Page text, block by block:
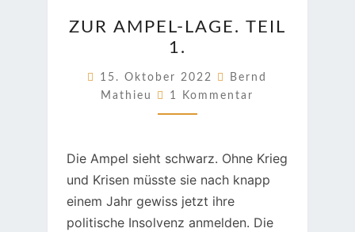
AMPEL-
LAGE.
TEIL
1.
ZUR AMPEL-LAGE. TEIL
1.
15. Oktober 2022
Bernd
Mathieu
Kommentare
1 Kommentar
Die Ampel sieht schwarz. Ohne Krieg
und Krisen müsste sie nach knapp
einem Jahr gewiss jetzt ihre
politische Insolvenz anmelden. Die